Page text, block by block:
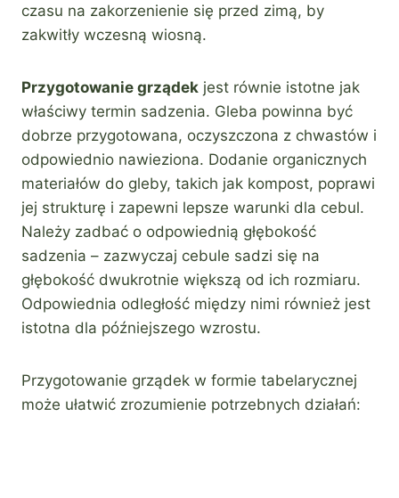
czasu na zakorzenienie się przed zimą, by
zakwitły wczesną wiosną.
Przygotowanie grządek jest równie istotne jak
właściwy termin sadzenia. Gleba powinna być
dobrze przygotowana, oczyszczona z chwastów i
odpowiednio nawieziona. Dodanie organicznych
materiałów do gleby, takich jak kompost, poprawi
jej strukturę i zapewni lepsze warunki dla cebul.
Należy zadbać o odpowiednią głębokość
sadzenia – zazwyczaj cebule sadzi się na
głębokość dwukrotnie większą od ich rozmiaru.
Odpowiednia odległość między nimi również jest
istotna dla późniejszego wzrostu.
Przygotowanie grządek w formie tabelarycznej
może ułatwić zrozumienie potrzebnych działań: